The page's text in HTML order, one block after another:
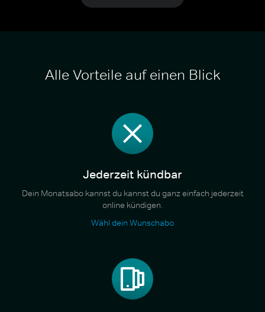
Alle Vorteile auf einen Blick
Jederzeit kündbar
Dein Monatsabo kannst du kannst du ganz einfach jederzeit
online kündigen.
Wähl dein Wunschabo